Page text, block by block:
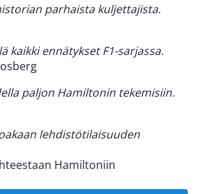
parhaista kuljettajista.
kaikki ennätykset F1-sarjassa.
paljon Hamiltonin tekemisiin.
lehdistötilaisuuden
Hamiltoniin